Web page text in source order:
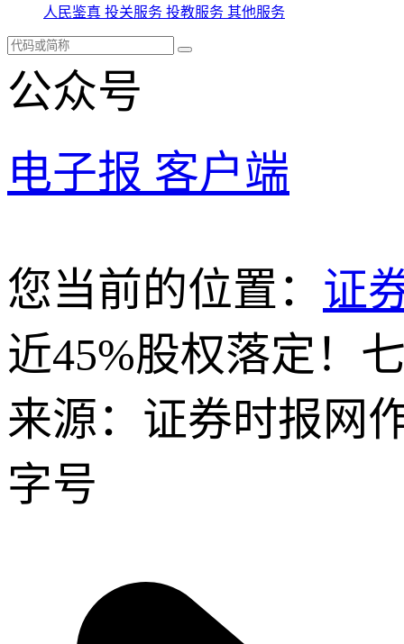
人民鉴真 投关服务 投教服务 其他服务
公众号
电子报 客户端
您当前的位置： 证
近45%股权落定！
来源：证券时报网
字号